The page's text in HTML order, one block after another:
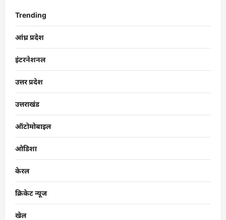
Trending
आंध्र प्रदेश
इंटरनेशनल
उत्तर प्रदेश
उत्तराखंड
ऑटोमोबाइल
ओडिशा
केरल
क्रिकेट न्यूज
खेल